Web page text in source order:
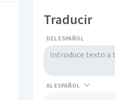
Traducir
DEL ESPAÑOL
AL